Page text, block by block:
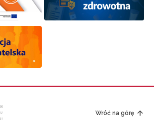
Wróć na górę